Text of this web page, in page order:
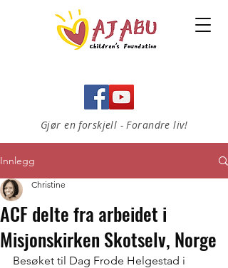
Gjør en forskjell - Forandre liv!
Innlegg
ACF delte fra arbeidet i
Misjonskirken Skotselv, Norge
Christine
Besøket til Dag Frode Helgestad i